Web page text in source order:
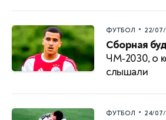
ФУТБОЛ • 22/
Сборная
ЧМ‑2030, о
слышали
ФУТБОЛ • 24/